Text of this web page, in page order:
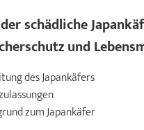
schädliche
und
des Japankäfers
zum Japankäfer